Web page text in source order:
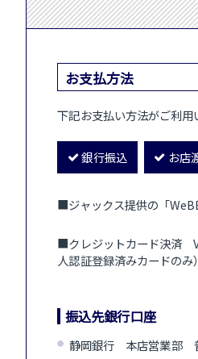
お支払方法
下記お支払い方法がご利用
銀行振込 お店
■ジャックス提供の「
■クレジットカード決済
人認証登録済みカードのみ）
振込先銀行口座
静岡銀行 本店営業部